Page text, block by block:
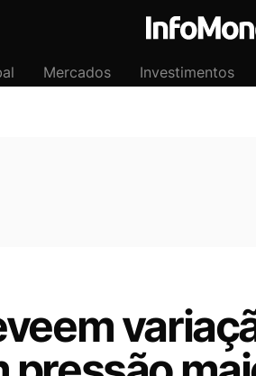
Mercados Investimentos